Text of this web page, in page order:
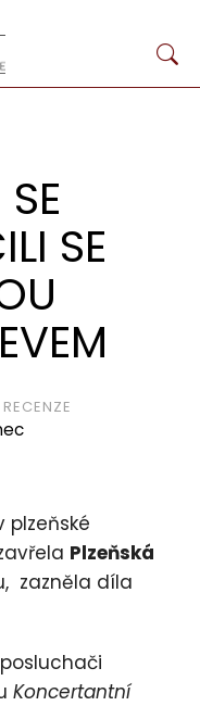
SE
RECENZE
plzeňské
Plzeňská
zazněla díla
Koncertantní